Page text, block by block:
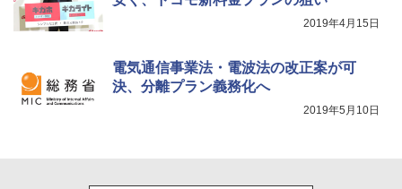
2019年4月15日
電気通信事業法・電波法の改正案が可
決、分離プラン義務化へ
2019年5月10日